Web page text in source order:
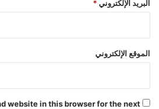
البريد الإلكتروني*
الموقع الإلكتروني
website in this browser for the next